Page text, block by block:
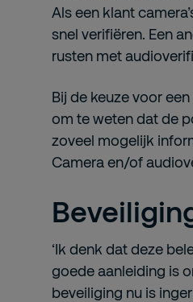
Als een klant
snel verifiëren. Een
rusten met
Bij de keuze voor
om te weten dat de
zoveel mogelijk
Camera en/of
‘Ik denk dat deze
goede aanleiding is
beveiliging nu is